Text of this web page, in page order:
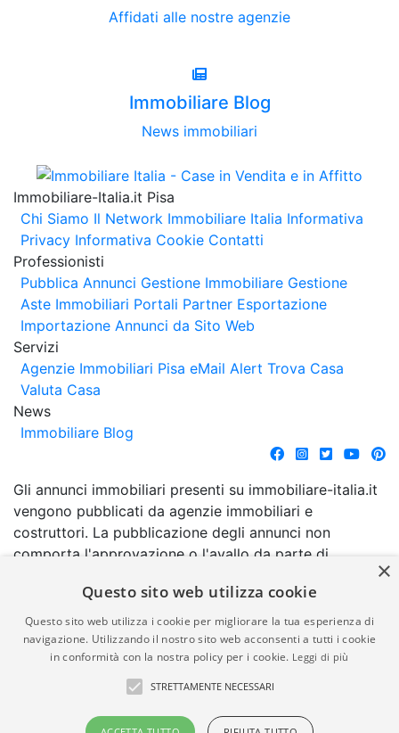
Affidati alle nostre agenzie
Immobiliare Blog
News immobiliari
Immobiliare-Italia.it Pisa
Chi Siamo Il Network Immobiliare Italia Informativa
Privacy Informativa Cookie Contatti
Professionisti
Pubblica Annunci Gestione Immobiliare Gestione
Aste Immobiliari Portali Partner Esportazione
Importazione Annunci da Sito Web
Servizi
Agenzie Immobiliari Pisa eMail Alert Trova Casa
Valuta Casa
News
Immobiliare Blog
Gli annunci immobiliari presenti su immobiliare-italia.it
vengono pubblicati da agenzie immobiliari e
costruttori. La pubblicazione degli annunci non
comporta l'approvazione o l'avallo da parte di
garanzia da parte di quest'ultima. immobiliare-italia.it
quindi non è responsabile della veridicità, della
correttezza, della completezza, della normativa in
materia di privacy e/o di alcun altro aspetto dei
suddetti annunci.
© Copyright 2007 - 2026
Powered by
×
Questo sito web utilizza cookie
Questo sito web utilizza i cookie per migliorare la tua esperienza di
navigazione. Utilizzando il nostro sito web acconsenti a tutti i cookie
in conformità con la nostra policy per i cookie. Leggi di più
STRETTAMENTE NECESSARI